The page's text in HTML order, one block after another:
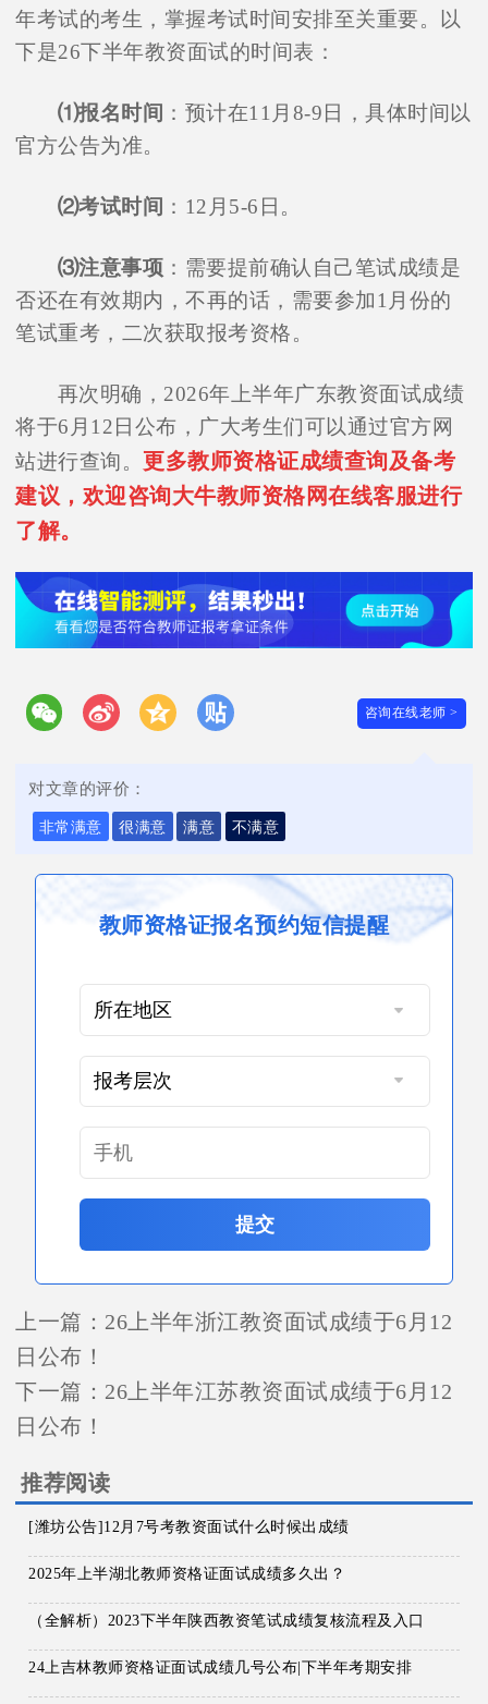
年考试的考生，掌握考试时间安排至关重要。以
下是26下半年教资面试的时间表：
⑴报名时间 ：预计在11月8-9日，具体时间以
官方公告为准。
⑵考试时间 ：12月5-6日。
⑶注意事项 ：需要提前确认自己笔试成绩是
否还在有效期内，不再的话，需要参加1月份的
笔试重考，二次获取报考资格。
再次明确，2026年上半年广东教资面试成绩
将于6月12日公布，广大考生们可以通过官方网
站进行查询。 更多教师资格证成绩查询及备考
建议，欢迎咨询大牛教师资格网在线客服进行
了解。
咨询在线老师 >
对文章的评价：
非常满意 很满意 满意 不满意
教师资格证报名预约短信提醒
提交
上一篇： 26上半年浙江教资面试成绩于6月12
日公布！
下一篇： 26上半年江苏教资面试成绩于6月12
日公布！
推荐阅读
[潍坊公告]12月7号考教资面试什么时候出成绩
2025年上半湖北教师资格证面试成绩多久出？
（全解析）2023下半年陕西教资笔试成绩复核流程及入口
24上吉林教师资格证面试成绩几号公布|下半年考期安排